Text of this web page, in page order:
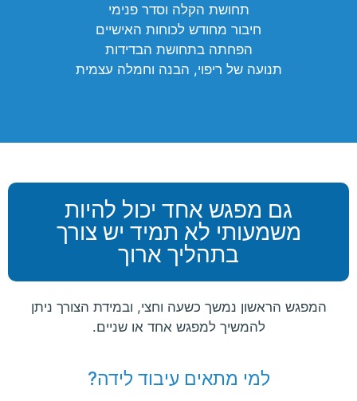
תחושת הקלה וסדר פנימי
חיבור מחודש לכוחות האישיים
הפחתה בתחושת הבדידות
תנועה של ריפוי, הבנה וחמלה עצמית
גם מפגש אחד יכול להיות
משמעותי לא תמיד יש צורך
בתהליך ארוך
המפגש הראשון נמשך כשעה וחצי, ובמידת הצורך ניתן
להמשיך למפגש אחד או שניים.
למי מתאים עיבוד לידה?